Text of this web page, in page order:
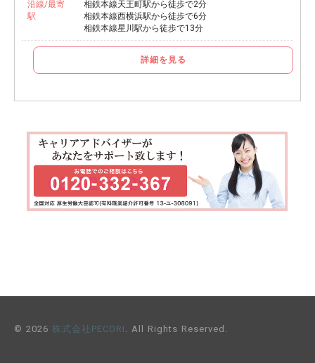
沿線/最寄
駅
相鉄本線天王町駅から徒歩で2分
相鉄本線西横浜駅から徒歩で6分
相鉄本線星川駅から徒歩で13分
詳細を見る
© 2026 株式会社PECORI . All Rights Reserved.